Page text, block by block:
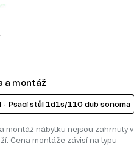
a montáž
- Psací stůl 1d1s/110 dub sonoma
montáž nábytku nejsou zahrnuty v
Cena montáže závisí na typu